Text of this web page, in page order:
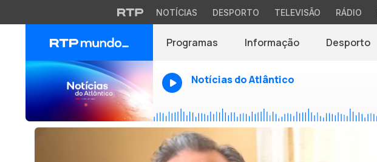
NOTÍCIAS DESPORTO TELEVISÃO RÁDIO
Programas Informação Desporto
Notícias do Atlântico